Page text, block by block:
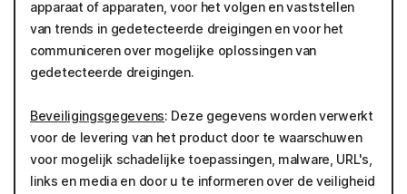
apparaat of apparaten, voor het volgen en vaststellen
van trends in gedetecteerde dreigingen en voor het
communiceren over mogelijke oplossingen van
gedetecteerde dreigingen.
Beveiligingsgegevens: Deze gegevens worden verwerkt
voor de levering van het product door te waarschuwen
voor mogelijk schadelijke toepassingen, malware, URL's,
links en media en door u te informeren over de veiligheid